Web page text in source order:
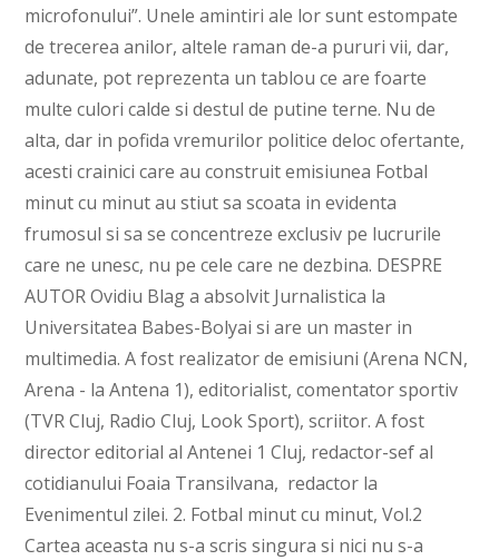
microfonului”. Unele amintiri ale lor sunt estompate
de trecerea anilor, altele raman de-a pururi vii, dar,
adunate, pot reprezenta un tablou ce are foarte
multe culori calde si destul de putine terne. Nu de
alta, dar in pofida vremurilor politice deloc ofertante,
acesti crainici care au construit emisiunea Fotbal
minut cu minut au stiut sa scoata in evidenta
frumosul si sa se concentreze exclusiv pe lucrurile
care ne unesc, nu pe cele care ne dezbina. DESPRE
AUTOR Ovidiu Blag a absolvit Jurnalistica la
Universitatea Babes-Bolyai si are un master in
multimedia. A fost realizator de emisiuni (Arena NCN,
Arena - la Antena 1), editorialist, comentator sportiv
(TVR Cluj, Radio Cluj, Look Sport), scriitor. A fost
director editorial al Antenei 1 Cluj, redactor-sef al
cotidianului Foaia Transilvana, redactor la
Evenimentul zilei. 2. Fotbal minut cu minut, Vol.2
Cartea aceasta nu s-a scris singura si nici nu s-a